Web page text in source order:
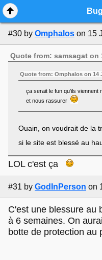
#30 by Omphalos on 15
Quote from: samsagat on
Quote from: Omphalos on 14
ça serait le fun qu'ils viennent
et nous rassurer
Ouain, on voudrait de la
si le site est blessé au
LOL c'est ça
#31 by GodInPerson on
C'est une blessure au
à 6 semaines. On
botte de protection au